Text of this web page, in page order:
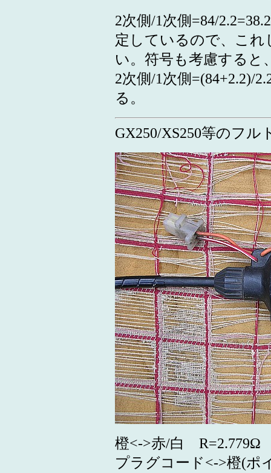
2次側/1次側=84/
定しているので、こ
い。符号も考慮すると
2次側/1次側=(84+2.2)/
る。
GX250/XS250等のフ
橙<->赤/白 R=2.779Ω
プラグコード<->橙(